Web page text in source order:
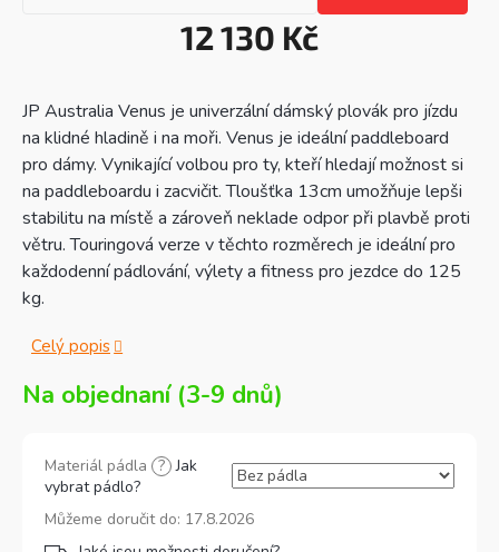
12 130 Kč
Na objednaní (3-9 dnů)
Materiál pádla ? Jak
vybrat pádlo?
Můžeme doručit do: 17.8.2026
JP Australia Venus je univerzální dámský plovák pro jízdu
na klidné hladině i na moři. Venus je ideální paddleboard
pro dámy. Vynikající volbou pro ty, kteří hledají možnost si
na paddleboardu i zacvičit. Tloušťka 13cm umožňuje lepši
stabilitu na místě a zároveň neklade odpor při plavbě proti
větru. Touringová verze v těchto rozměrech je ideální pro
každodenní pádlování, výlety a fitness pro jezdce do 125
kg.
Celý popis